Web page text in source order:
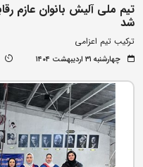
تیم ملی آلیش بانوان عازم
شد
ترکیب تیم اعزامی
چهارشنبه ۳۱ اردیبهشت ۱۴۰۴